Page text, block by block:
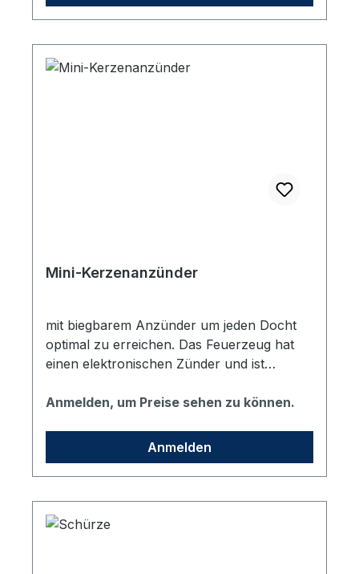
Mini-Kerzenanzünder
mit biegbarem Anzünder um jeden Docht
optimal zu erreichen. Das Feuerzeug hat
einen elektronischen Zünder und ist
Feuerzeug ist mit dem weißen vhs Logo
Anmelden, um Preise sehen zu können.
Anmelden